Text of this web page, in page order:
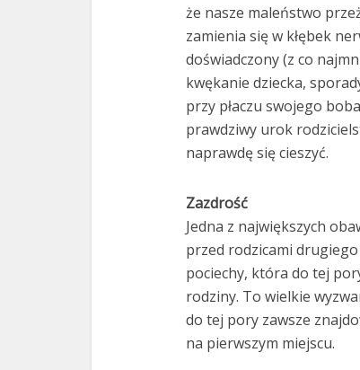
że nasze maleństwo
zamienia się w kłębek
doświadczony (z co
kwękanie dziecka,
przy płaczu swojego
prawdziwy urok
naprawdę się cieszyć.
Zazdrość
Jedna z największych
przed rodzicami
pociechy, która do tej
rodziny. To wielkie
do tej pory zawsze
na pierwszym miejscu.